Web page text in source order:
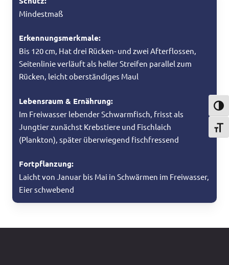
Mindestmaß
Erkennungsmerkmale:
Bis 120 cm, Hat drei Rücken- und zwei Afterflossen,
Seitenlinie verläuft als heller Streifen parallel zum
Rücken, leicht oberständiges Maul
Lebensraum & Ernährung:
Im Freiwasser lebender Schwarmfisch, frisst als
Jungtier zunächst Krebstiere und Fischlaich
(Plankton), später überwiegend fischfressend
Fortpflanzung:
Laicht von Januar bis Mai in Schwärmen im Freiwasser,
Eier schwebend